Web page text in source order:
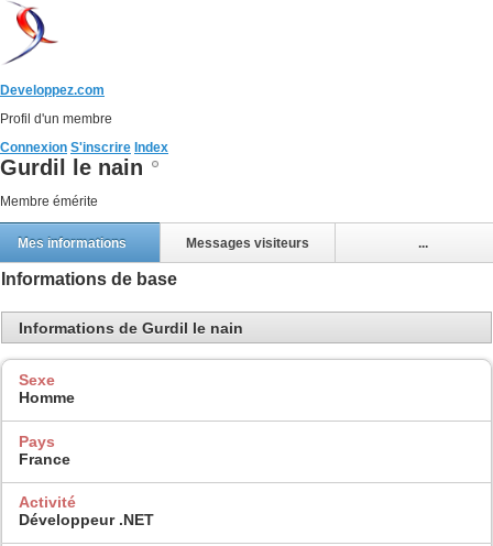
Developpez.com
Profil d'un membre
Connexion S'inscrire Index
Gurdil le nain
Membre émérite
Mes informations Messages visiteurs ...
Informations de base
Informations de Gurdil le nain
Sexe
Homme
Pays
France
Activité
Développeur .NET